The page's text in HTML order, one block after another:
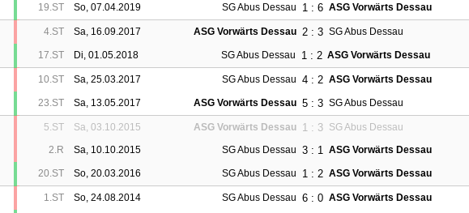
19.ST So, 07.04.2019 SG Abus Dessau 1 : 6 ASG Vorwärts Dessau
4.ST Sa, 16.09.2017 ASG Vorwärts Dessau 2 : 3 SG Abus Dessau
17.ST Di, 01.05.2018 SG Abus Dessau 1 : 2 ASG Vorwärts Dessau
10.ST Sa, 25.03.2017 SG Abus Dessau 4 : 2 ASG Vorwärts Dessau
23.ST Sa, 13.05.2017 ASG Vorwärts Dessau 5 : 3 SG Abus Dessau
5.ST Sa, 03.10.2015 ASG Vorwärts Dessau 1 : 3 SG Abus Dessau
2.R
Sa, 10.10.2015 SG Abus Dessau 3 : 1 ASG Vorwärts Dessau
20.ST So, 20.03.2016 SG Abus Dessau 1 : 2 ASG Vorwärts Dessau
1.ST So, 24.08.2014 SG Abus Dessau 6 : 0 ASG Vorwärts Dessau